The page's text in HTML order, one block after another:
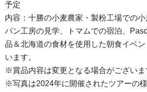
予定
内容：十勝の小麦農家・製粉工場での
パン工房の見学、トマムでの宿泊、
品＆北海道の食材を使用した朝食イベ
います。
※賞品内容は変更となる場合がございま
※写真は2024年に開催されたツアーの様